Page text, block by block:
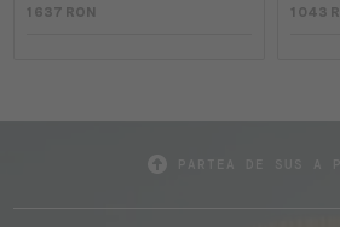
1 637 RON 1 043